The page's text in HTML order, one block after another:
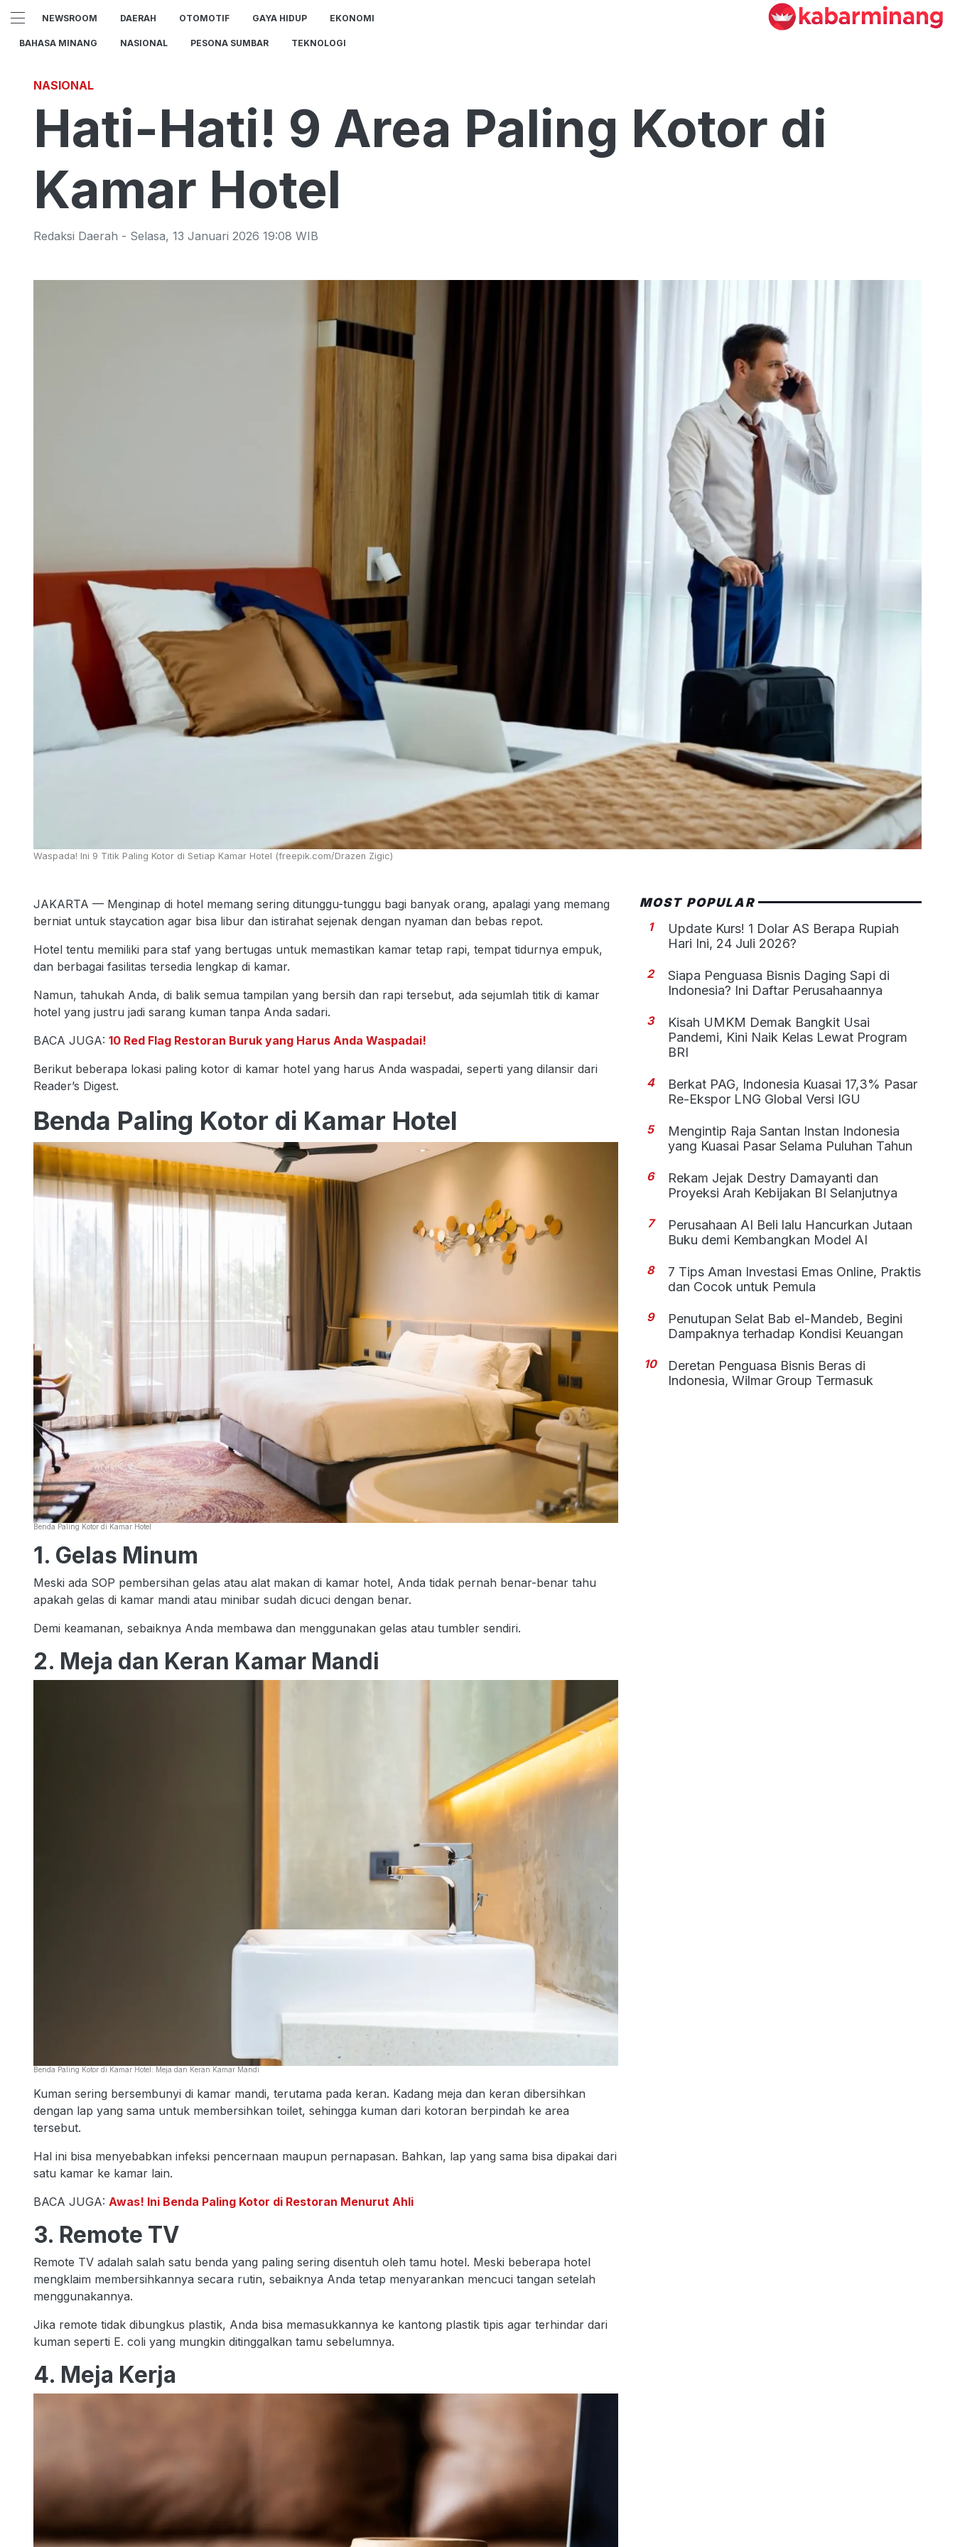
NEWSROOM DAERAH OTOMOTIF GAYA HIDUP EKONOMI
BAHASA MINANG NASIONAL PESONA SUMBAR TEKNOLOGI
NASIONAL
Hati-Hati! 9 Area Paling Kotor di
Kamar Hotel
Redaksi Daerah - Selasa, 13 Januari 2026 19:08 WIB
Waspada! Ini 9 Titik Paling Kotor di Setiap Kamar Hotel (freepik.com/Drazen Zigic)
JAKARTA — Menginap di hotel memang sering ditunggu-tunggu bagi banyak orang, apalagi yang memang
berniat untuk staycation agar bisa libur dan istirahat sejenak dengan nyaman dan bebas repot.
Hotel tentu memiliki para staf yang bertugas untuk memastikan kamar tetap rapi, tempat tidurnya empuk,
dan berbagai fasilitas tersedia lengkap di kamar.
Namun, tahukah Anda, di balik semua tampilan yang bersih dan rapi tersebut, ada sejumlah titik di kamar
hotel yang justru jadi sarang kuman tanpa Anda sadari.
BACA JUGA: 10 Red Flag Restoran Buruk yang Harus Anda Waspadai!
Berikut beberapa lokasi paling kotor di kamar hotel yang harus Anda waspadai, seperti yang dilansir dari
Reader’s Digest.
Benda Paling Kotor di Kamar Hotel
Benda Paling Kotor di Kamar Hotel
1. Gelas Minum
Meski ada SOP pembersihan gelas atau alat makan di kamar hotel, Anda tidak pernah benar-benar tahu
apakah gelas di kamar mandi atau minibar sudah dicuci dengan benar.
Demi keamanan, sebaiknya Anda membawa dan menggunakan gelas atau tumbler sendiri.
2. Meja dan Keran Kamar Mandi
Benda Paling Kotor di Kamar Hotel: Meja dan Keran Kamar Mandi
Kuman sering bersembunyi di kamar mandi, terutama pada keran. Kadang meja dan keran dibersihkan
dengan lap yang sama untuk membersihkan toilet, sehingga kuman dari kotoran berpindah ke area
tersebut.
Hal ini bisa menyebabkan infeksi pencernaan maupun pernapasan. Bahkan, lap yang sama bisa dipakai dari
satu kamar ke kamar lain.
BACA JUGA: Awas! Ini Benda Paling Kotor di Restoran Menurut Ahli
3. Remote TV
Remote TV adalah salah satu benda yang paling sering disentuh oleh tamu hotel. Meski beberapa hotel
mengklaim membersihkannya secara rutin, sebaiknya Anda tetap menyarankan mencuci tangan setelah
menggunakannya.
Jika remote tidak dibungkus plastik, Anda bisa memasukkannya ke kantong plastik tipis agar terhindar dari
kuman seperti E. coli yang mungkin ditinggalkan tamu sebelumnya.
4. Meja Kerja
MOST POPULAR
1
Update Kurs! 1 Dolar AS Berapa Rupiah
Hari Ini, 24 Juli 2026?
2
Siapa Penguasa Bisnis Daging Sapi di
Indonesia? Ini Daftar Perusahaannya
3
Kisah UMKM Demak Bangkit Usai
Pandemi, Kini Naik Kelas Lewat Program
BRI
4
Berkat PAG, Indonesia Kuasai 17,3% Pasar
Re-Ekspor LNG Global Versi IGU
5
Mengintip Raja Santan Instan Indonesia
yang Kuasai Pasar Selama Puluhan Tahun
6
Rekam Jejak Destry Damayanti dan
Proyeksi Arah Kebijakan BI Selanjutnya
7
Perusahaan AI Beli lalu Hancurkan Jutaan
Buku demi Kembangkan Model AI
8
7 Tips Aman Investasi Emas Online, Praktis
dan Cocok untuk Pemula
9
Penutupan Selat Bab el-Mandeb, Begini
Dampaknya terhadap Kondisi Keuangan
10
Deretan Penguasa Bisnis Beras di
Indonesia, Wilmar Group Termasuk